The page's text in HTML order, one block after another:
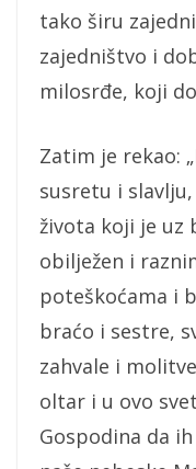
tako širu
zajedništvo i
milosrđe, koji
Zatim je rekao:
susretu i
života koji je uz
obilježen i
poteškoćama i
braćo i sestre,
zahvale i
oltar i u ovo
Gospodina da